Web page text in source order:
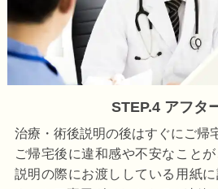
STEP.4 アフタ
治療・術後説明の後はすぐにご帰
ご帰宅後に違和感や不安なこと
説明の際にお渡ししている用紙